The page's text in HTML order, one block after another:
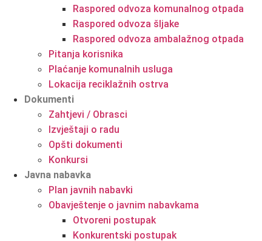
Raspored odvoza komunalnog otpada
Raspored odvoza šljake
Raspored odvoza ambalažnog otpada
Pitanja korisnika
Plaćanje komunalnih usluga
Lokacija reciklažnih ostrva
Dokumenti
Zahtjevi / Obrasci
Izvještaji o radu
Opšti dokumenti
Konkursi
Javna nabavka
Plan javnih nabavki
Obavještenje o javnim nabavkama
Otvoreni postupak
Konkurentski postupak